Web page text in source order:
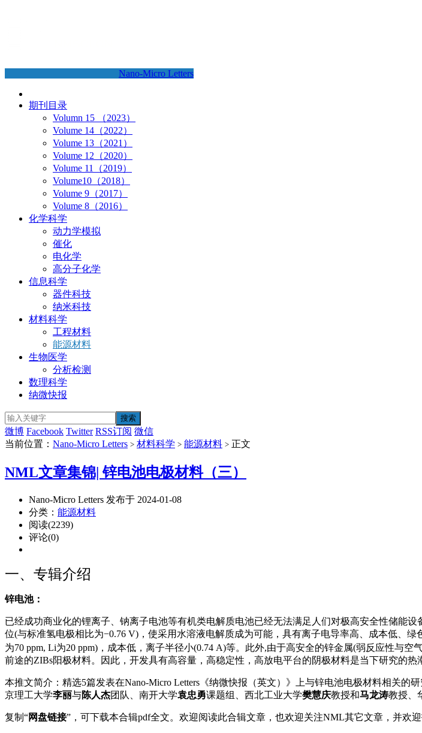
Nano-Micro Letters
期刊目录
Volumn 15 （2023）
Volume 14（2022）
Volume 13（2021）
Volume 12（2020）
Volume 11（2019）
Volume10（2018）
Volume 9（2017）
Volume 8（2016）
化学科学
动力学模拟
催化
电化学
高分子化学
信息科学
器件科技
纳米科技
材料科学
工程材料
能源材料
生物医学
分析检测
数理科学
纳微快报
微博 Facebook Twitter RSS订阅 微信
当前位置： Nano-Micro Letters > 材料科学 > 能源材料 > 正文
NML文章集锦| 锌电池电极材料（三）
Nano-Micro Letters 发布于 2024-01-08
分类： 能源材料
阅读(2239)
评论(0)
一、专辑介绍
锌电池：
已经成功商业化的锂离子、钠离子电池等有机类电解质电池已经无法满足人们对极高安全性储能
位(与标准氢电极相比为−0.76 V)，使采用水溶液电解质成为可能，具有离子电导率高、成本低、
为70 ppm, Li为20 ppm)，成本低，离子半径小(0.74 A)等。此外,由于高安全的锌金属(弱反应性与空
前途的ZIBs阳极材料。因此，开发具有高容量，高稳定性，高放电平台的阴极材料是当下研究的
本推文简介：精选5篇发表在Nano-Micro Letters《纳微快报（英文）》上与锌电池电极材料相关的
京理工大学李丽与陈人杰团队、南开大学袁忠勇课题组、西北工业大学樊慧庆教授和马龙涛教授、
复制“网盘链接”，可下载本合辑pdf全文。欢迎阅读此合辑文章，也欢迎关注NML其它文章，并欢迎